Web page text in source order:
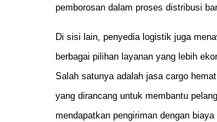
pemborosan dalam proses distribusi
Di sisi lain, penyedia logistik juga
berbagai pilihan layanan yang lebih
Salah satunya adalah jasa cargo
yang dirancang untuk membantu
mendapatkan pengiriman dengan biaya